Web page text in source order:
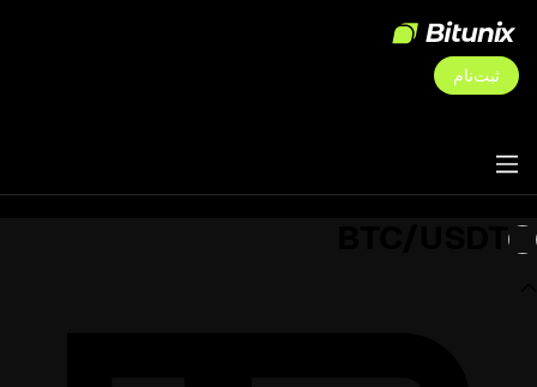
ثبت‌نام